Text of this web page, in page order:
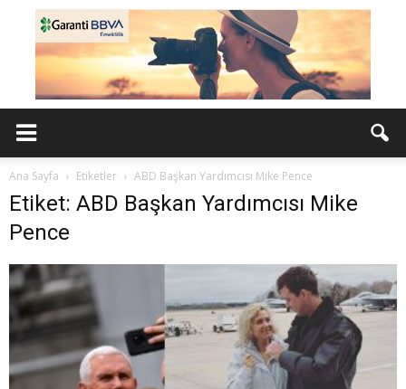
Ana Sayfa Etiketler ABD Başkan Yardımcısı Mike Pence
Etiket: ABD Başkan Yardımcısı Mike
Pence